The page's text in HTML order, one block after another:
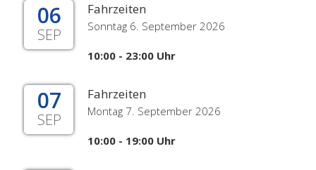
06
SEP
Fahrzeiten
Sonntag 6. September 2026
10:00 - 23:00 Uhr
07
SEP
Fahrzeiten
Montag 7. September 2026
10:00 - 19:00 Uhr